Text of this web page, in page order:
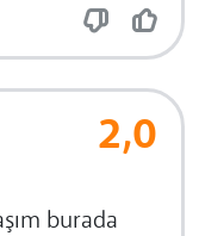
2,0
burada